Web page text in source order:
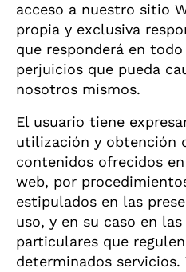
acceso a nuestro sitio
propia y exclusiva
que responderá en
perjuicios que pueda
nosotros mismos.
El usuario tiene
utilización y obtención
contenidos ofrecidos
web, por
estipulados en las
uso, y en su caso en
particulares que
determinados